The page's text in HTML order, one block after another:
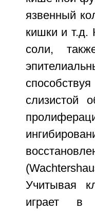
язвенный
кишки и т.д.
соли,
слизистой
Учитывая
играет в